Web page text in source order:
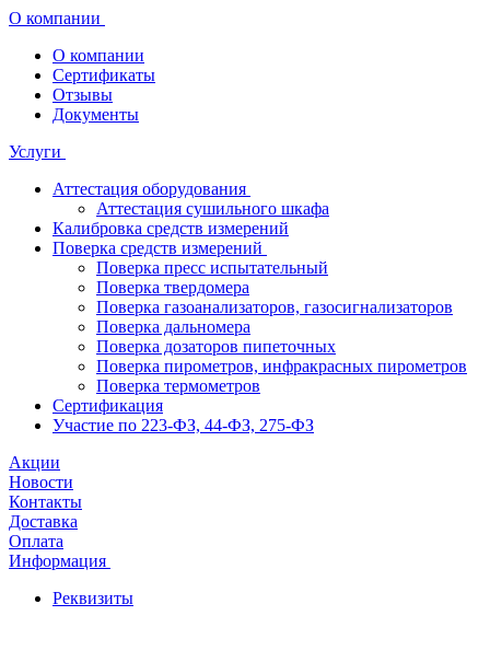
О компании
О компании
Сертификаты
Отзывы
Документы
Услуги
Аттестация оборудования
Аттестация сушильного шкафа
Калибровка средств измерений
Поверка средств измерений
Поверка пресс испытательный
Поверка твердомера
Поверка газоанализаторов, газосигнализаторов
Поверка дальномера
Поверка дозаторов пипеточных
Поверка пирометров, инфракрасных пирометров
Поверка термометров
Сертификация
Участие по 223-ФЗ, 44-ФЗ, 275-ФЗ
Акции
Новости
Контакты
Доставка
Оплата
Информация
Реквизиты